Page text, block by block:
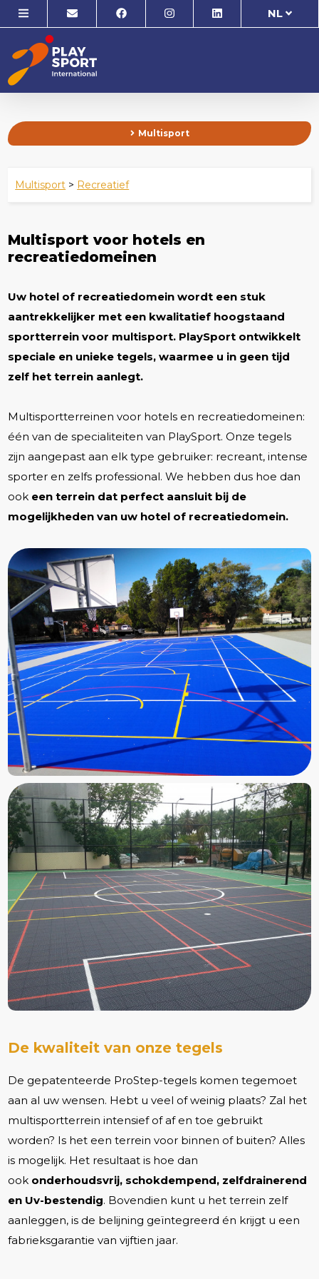
NL
Multisport
Multisport > Recreatief
Multisport voor hotels en
recreatiedomeinen
Uw hotel of recreatiedomein wordt een stuk
aantrekkelijker met een kwalitatief hoogstaand
sportterrein voor multisport. PlaySport ontwikkelt
speciale en unieke tegels, waarmee u in geen tijd
zelf het terrein aanlegt.
Multisportterreinen voor hotels en recreatiedomeinen:
één van de specialiteiten van PlaySport. Onze tegels
zijn aangepast aan elk type gebruiker: recreant, intense
sporter en zelfs professional. We hebben dus hoe dan
ook een terrein dat perfect aansluit bij de
mogelijkheden van uw hotel of recreatiedomein.
De kwaliteit van onze tegels
De gepatenteerde ProStep-tegels komen tegemoet
aan al uw wensen. Hebt u veel of weinig plaats? Zal het
multisportterrein intensief of af en toe gebruikt
worden? Is het een terrein voor binnen of buiten? Alles
is mogelijk. Het resultaat is hoe dan
ook onderhoudsvrij, schokdempend, zelfdrainerend
en Uv-bestendig. Bovendien kunt u het terrein zelf
aanleggen, is de belijning geïntegreerd én krijgt u een
fabrieksgarantie van vijftien jaar.